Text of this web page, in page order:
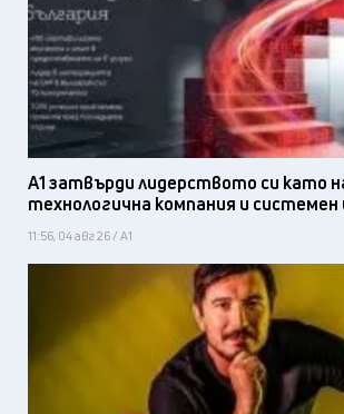
А1 затвърди лидерството си като
технологична компания и
11:56, 04 авг 26 / А1